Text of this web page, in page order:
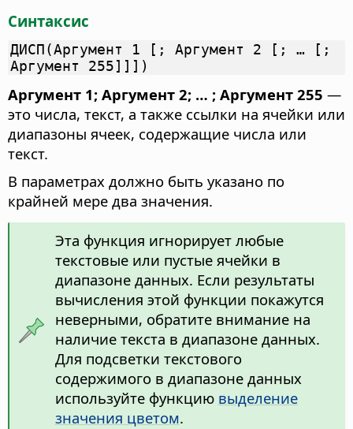
Синтаксис
ДИСП(Аргумент 1 [; Аргумент 2 [; … [;
Аргумент 255]]])
Аргумент 1; Аргумент 2; … ; Аргумент 255 —
это числа, текст, а также ссылки на ячейки или
диапазоны ячеек, содержащие числа или
текст.
В параметрах должно быть указано по
крайней мере два значения.
Эта функция игнорирует любые
текстовые или пустые ячейки в
диапазоне данных. Если результаты
вычисления этой функции покажутся
неверными, обратите внимание на
наличие текста в диапазоне данных.
Для подсветки текстового
содержимого в диапазоне данных
используйте функцию выделение
значения цветом.